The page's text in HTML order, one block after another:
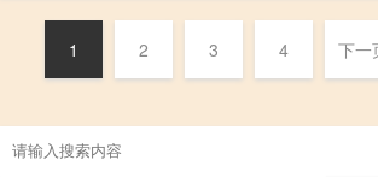
1 2 3 4 下一